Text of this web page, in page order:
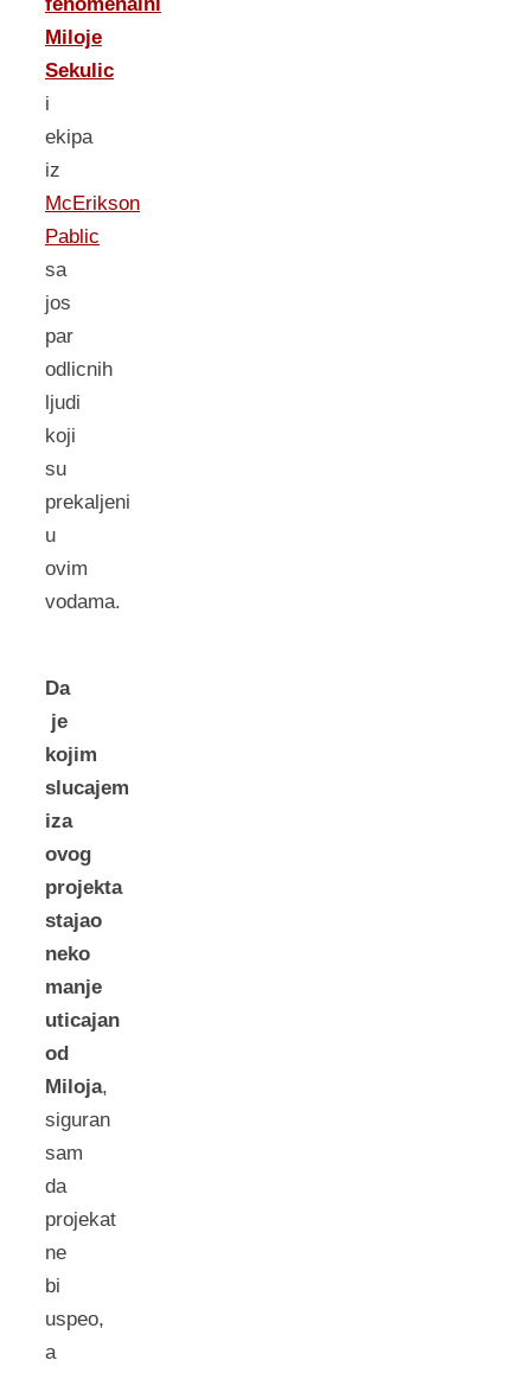
Miloje
Sekulic
i
ekipa
iz
McErikson
Pablic
sa
jos
par
odlicnih
ljudi
koji
su
prekaljeni
u
ovim
vodama.
Da
je
kojim
slucajem
iza
ovog
projekta
stajao
neko
manje
uticajan
od
Miloja,
siguran
sam
da
projekat
ne
bi
uspeo,
a